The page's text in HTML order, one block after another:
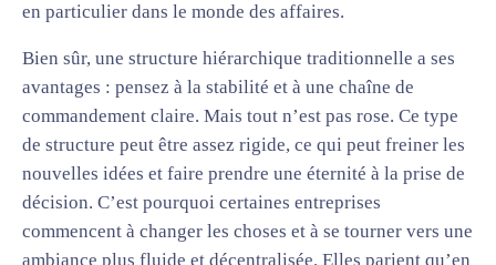
en particulier dans le monde des affaires.
Bien sûr, une structure hiérarchique traditionnelle a ses
avantages : pensez à la stabilité et à une chaîne de
commandement claire. Mais tout n’est pas rose. Ce type
de structure peut être assez rigide, ce qui peut freiner les
nouvelles idées et faire prendre une éternité à la prise de
décision. C’est pourquoi certaines entreprises
commencent à changer les choses et à se tourner vers une
ambiance plus fluide et décentralisée. Elles parient qu’en